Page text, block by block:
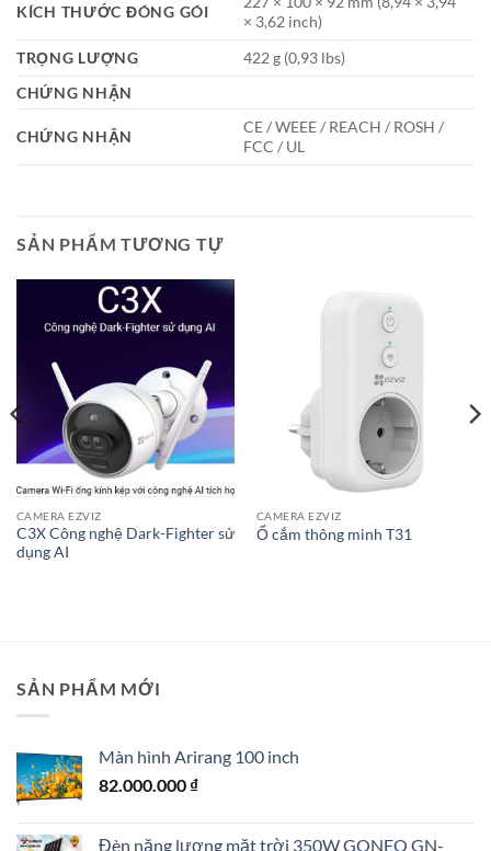
KÍCH THƯỚC ĐÓNG GÓI
× 3,62 inch)
TRỌNG LƯỢNG
422 g (0,93 lbs)
CHỨNG NHẬN
CHỨNG NHẬN
CE / WEEE / REACH / ROSH /
FCC / UL
SẢN PHẨM TƯƠNG TỰ
CAMERA EZVIZ
C3X Công nghệ Dark-Fighter sử
dụng AI
CAMERA EZVIZ
Ổ cắm thông minh T31
SẢN PHẨM MỚI
Màn hình Arirang 100 inch
82.000.000 ₫
Đèn năng lượng mặt trời 350W GONEO GN-